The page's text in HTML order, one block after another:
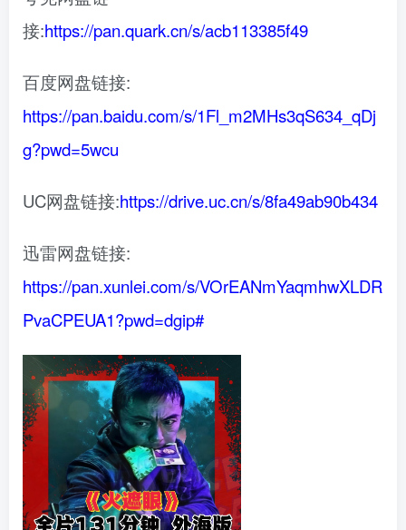
接:https://pan.quark.cn/s/acb113385f49
百度网盘链接:
https://pan.baidu.com/s/1Fl_m2MHs3qS634_qDj
g?pwd=5wcu
UC网盘链接:https://drive.uc.cn/s/8fa49ab90b434
迅雷网盘链接:
https://pan.xunlei.com/s/VOrEANmYaqmhwXLDR
PvaCPEUA1?pwd=dgip#